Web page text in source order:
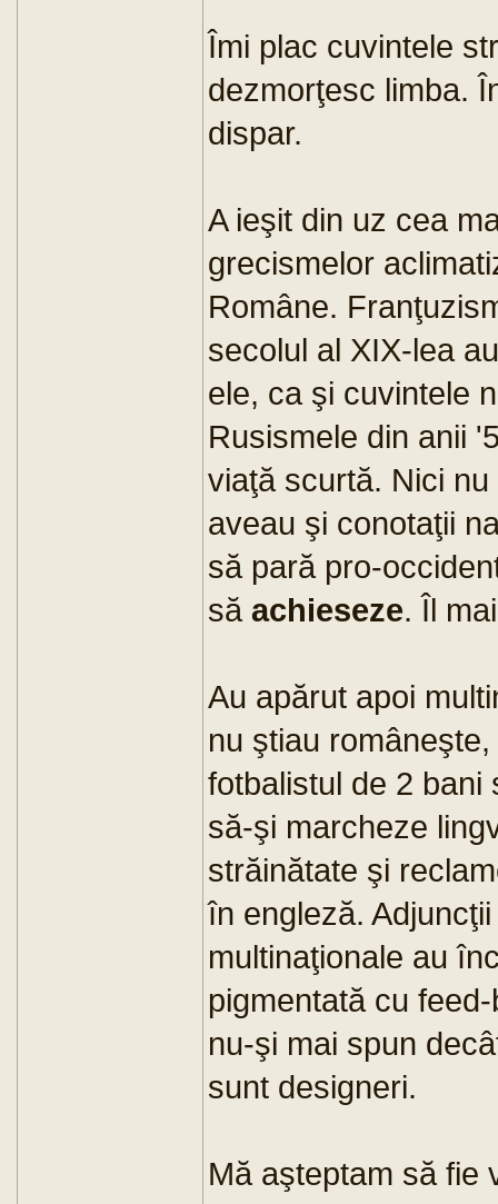
Îmi plac cuvintele
dezmorţesc limba.
dispar.
A ieşit din uz cea
grecismelor
Române.
secolul al XIX-lea
ele, ca şi cuvintele
Rusismele din anii
viaţă scurtă. Nici
aveau şi conotaţii
să pară pro-
să achieseze. Îl
Au apărut apoi
nu ştiau
fotbalistul de 2 bani
să-şi marcheze
străinătate şi
în engleză.
multinaţionale au
pigmentată cu
nu-şi mai spun
sunt designeri.
Mă aşteptam să fie